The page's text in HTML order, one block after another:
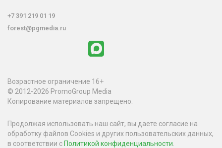
+7 391 219 01 19
forest@pgmedia.ru
Возрастное ограничение 16+
© 2012-2026 PromoGroup Media
Копирование материалов запрещено.
Продолжая использовать наш сайт, вы даете согласие на
обработку файлов Cookies и других пользовательских данных,
в соответствии с Политикой конфиденциальности